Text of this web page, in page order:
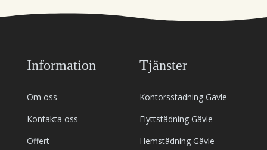
Information
Om oss
Kontakta oss
Offert
Tjänster
Kontorsstädning Gävle
Flyttstädning Gävle
Hemstädning Gävle